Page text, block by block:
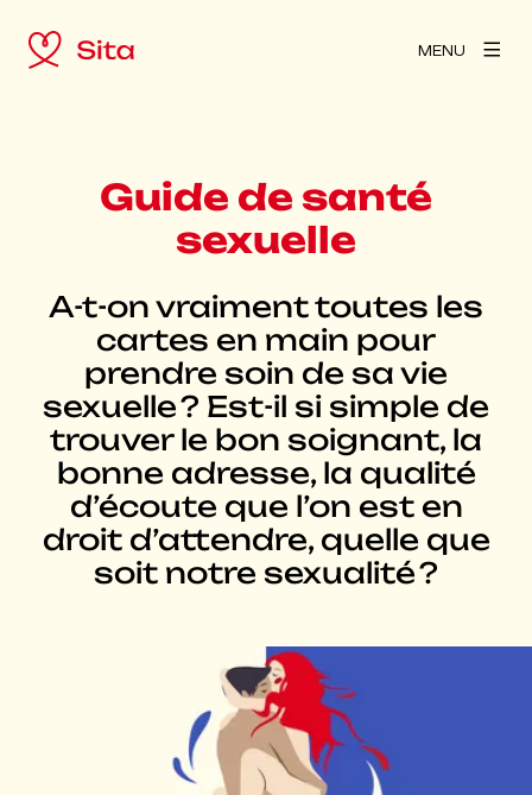
MENU
Guide de santé
sexuelle
A-t-on vraiment toutes les
cartes en main pour
prendre soin de sa vie
sexuelle ? Est-il si simple de
trouver le bon soignant, la
bonne adresse, la qualité
d’écoute que l’on est en
droit d’attendre, quelle que
soit notre sexualité ?